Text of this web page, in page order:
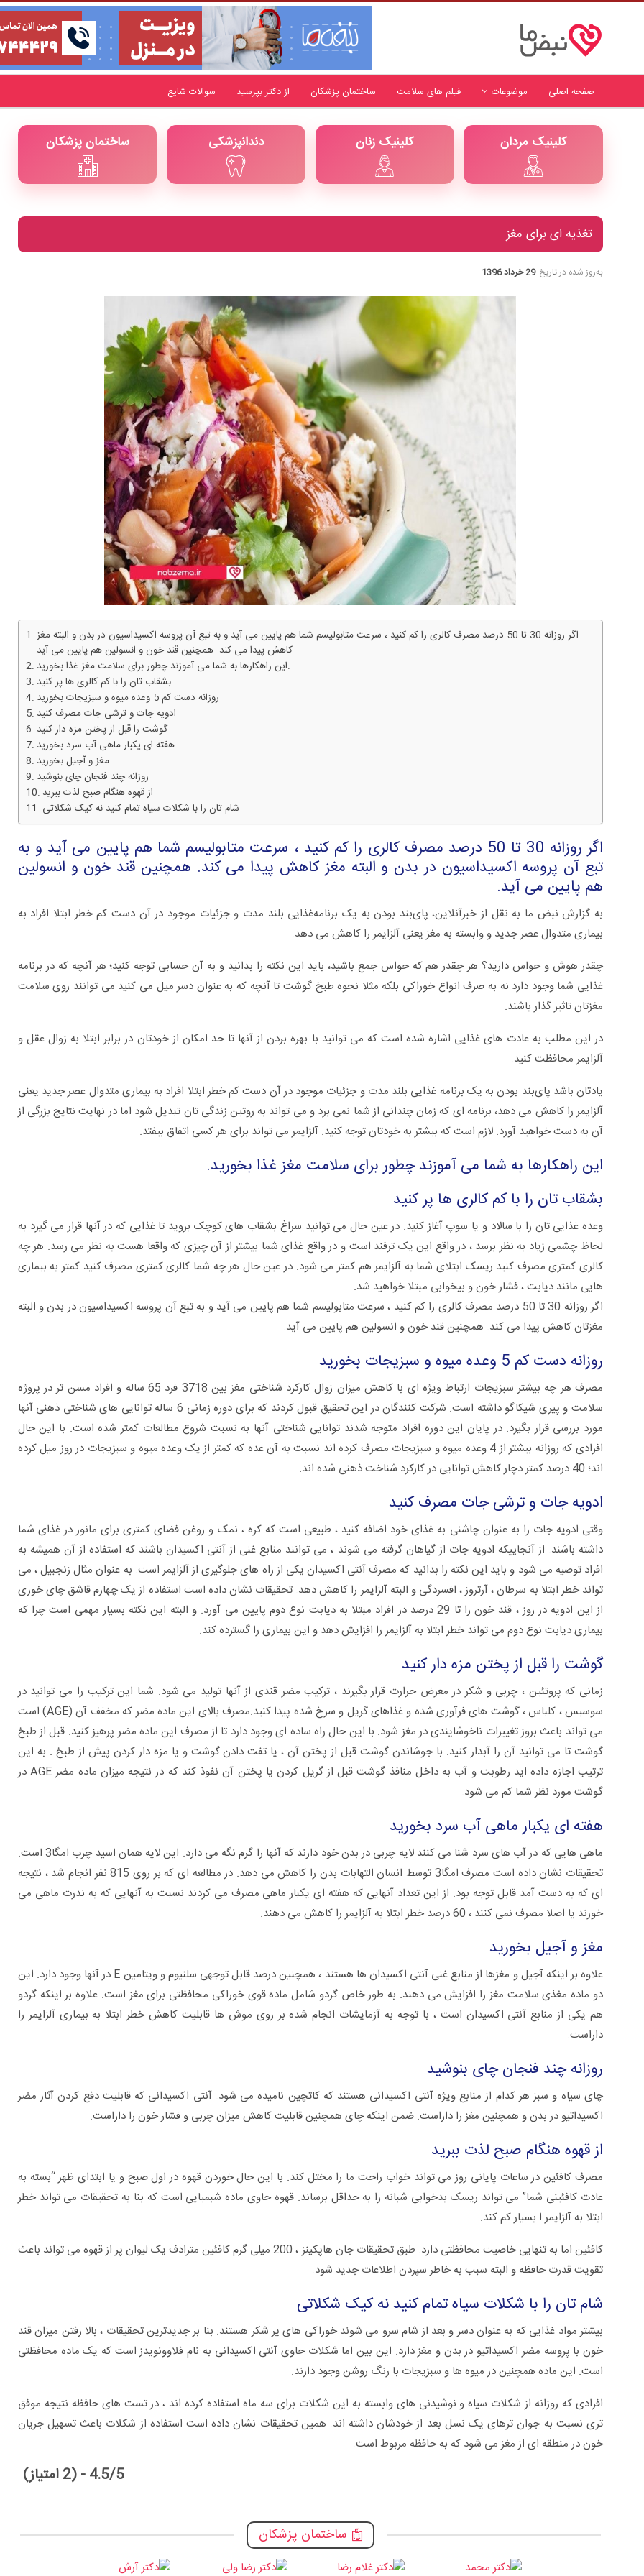
صفحه اصلی موضوعات فیلم های سلامت ساختمان پزشکان از دکتر بپرسید سوالات شایع
ساختمان پزشکان دندانپزشکی کلینیک زنان کلینیک مردان
تغذیه ای برای مغز
به‌روز شده در تاریخ 29 خرداد 1396
اگر روزانه 30 تا 50 درصد مصرف کالری را کم کنید ، سرعت متابولیسم شما هم پایین می آید و به تبع آن پروسه اکسیداسیون در بدن و البته مغز
کاهش پیدا می کند. همچنین قند خون و انسولین هم پایین می آید.
این راهکارها به شما می آموزند چطور برای سلامت مغز غذا بخورید.
بشقاب تان را با کم کالری ها پر کنید
روزانه دست کم 5 وعده میوه و سبزیجات بخورید
ادویه جات و ترشی جات مصرف کنید
گوشت را قبل از پختن مزه دار کنید
هفته ای یکبار ماهی آب سرد بخورید
مغز و آجیل بخورید
روزانه چند فنجان چای بنوشید
از قهوه هنگام صبح لذت ببرید
شام تان را با شکلات سیاه تمام کنید نه کیک شکلاتی
اگر روزانه 30 تا 50 درصد مصرف کالری را کم کنید ، سرعت متابولیسم شما هم پایین می آید و به
تبع آن پروسه اکسیداسیون در بدن و البته مغز کاهش پیدا می کند. همچنین قند خون و انسولین
هم پایین می آید.
به گزارش نبض ما به نقل از خبرآنلاین، پای‌بند بودن به یک برنامه‌غذایی بلند مدت و جزئیات موجود در آن دست کم خطر ابتلا افراد به
بیماری متدوال عصر جدید و وابسته به مغز یعنی آلزایمر را کاهش می دهد.
چقدر هوش و حواس دارید؟ هر چقدر هم که حواس‌ جمع باشید، باید این نکته را بدانید و به آن حسابی توجه کنید؛ هر آنچه که در برنامه
غذایی شما وجود دارد نه به صرف انواع خوراکی بلکه مثلا نحوه طبخ گوشت تا آنچه که به عنوان دسر میل می کنید می توانند روی سلامت
مغزتان تاثیر گذار باشند.
در این مطلب به عادت های غذایی اشاره شده است که می توانید با بهره بردن از آنها تا حد امکان از خودتان در برابر ابتلا به زوال عقل و
آلزایمر محافظت کنید.
یادتان باشد پای‌بند بودن به یک برنامه غذایی بلند مدت و جزئیات موجود در آن دست کم خطر ابتلا افراد به بیماری متدوال عصر جدید یعنی
آلزایمر را کاهش می دهد، برنامه ای که زمان چندانی از شما نمی‌ برد و می تواند به روتین زندگی تان تبدیل شود اما در نهایت نتایج بزرگی از
آن به دست خواهید آورد. لازم است که بیشتر به خودتان توجه کنید. آلزایمر می تواند برای هر کسی اتفاق بیفتد.
این راهکارها به شما می آموزند چطور برای سلامت مغز غذا بخورید.
بشقاب تان را با کم کالری ها پر کنید
وعده غذایی تان را با سالاد و یا سوپ آغاز کنید. در عین حال می توانید سراغ بشقاب های کوچک بروید تا غذایی که در آنها قرار می گیرد به
لحاظ چشمی زیاد به نظر برسد ، در واقع این یک ترفند است و در واقع غذای شما بیشتر از آن چیزی که واقعا هست به نظر می رسد. هر چه
کالری کمتری مصرف کنید ریسک ابتلای شما به آلزایمر هم کمتر می شود. در عین حال هر چه شما کالری کمتری مصرف کنید کمتر به بیماری
هایی مانند دیابت ، فشار خون و بیخوابی مبتلا خواهید شد.
اگر روزانه 30 تا 50 درصد مصرف کالری را کم کنید ، سرعت متابولیسم شما هم پایین می آید و به تبع آن پروسه اکسیداسیون در بدن و البته
مغزتان کاهش پیدا می کند. همچنین قند خون و انسولین هم پایین می آید.
روزانه دست کم 5 وعده میوه و سبزیجات بخورید
مصرف هر چه بیشتر سبزیجات ارتباط ویژه ای با کاهش میزان زوال کارکرد شناختی مغز بین 3718 فرد 65 ساله و افراد مسن تر در پروژه
سلامت و پیری شیکاگو داشته است. شرکت کنندگان در این تحقیق قبول کردند که برای دوره زمانی 6 ساله توانایی های شناختی ذهنی آنها
مورد بررسی قرار بگیرد. در پایان این دوره افراد متوجه شدند توانایی شناختی آنها به نسبت شروع مطالعات کمتر شده است. با این حال
افرادی که روزانه بیشتر از 4 وعده میوه و سبزیجات مصرف کرده اند نسبت به آن عده که کمتر از یک وعده میوه و سبزیجات در روز میل کرده
اند؛ 40 درصد کمتر دچار کاهش توانایی در کارکرد شناخت ذهنی شده اند.
ادویه جات و ترشی جات مصرف کنید
وقتی ادویه جات را به عنوان چاشنی به غذای خود اضافه کنید ، طبیعی است که کره ، نمک و روغن فضای کمتری برای مانور در غذای شما
داشته باشند. از آنجاییکه ادویه جات از گیاهان گرفته می شوند ، می توانند منابع غنی از آنتی اکسیدان باشند که استفاده از آن همیشه به
افراد توصیه می شود و باید این نکته را بدانید که مصرف آنتی اکسیدان یکی از راه های جلوگیری از آلزایمر است. به عنوان مثال زنجبیل ، می
تواند خطر ابتلا به سرطان ، آرتروز ، افسردگی و البته آلزایمر را کاهش دهد. تحقیقات نشان داده است استفاده از یک چهارم قاشق چای خوری
از این ادویه در روز ، قند خون را تا 29 درصد در افراد مبتلا به دیابت نوع دوم پایین می آورد. و البته این نکته بسیار مهمی است چرا که
بیماری دیابت نوع دوم می تواند خطر ابتلا به آلزایمر را افزایش دهد و این بیماری را گسترده کند.
گوشت را قبل از پختن مزه دار کنید
زمانی که پروتئین ، چربی و شکر در معرض حرارت قرار بگیرند ، ترکیب مضر قندی از آنها تولید می شود. شما این ترکیب را می توانید در
سوسیس ، کلباس ، گوشت های فرآوری شده و غذاهای گریل و سرخ شده پیدا کنید.مصرف بالای این ماده مضر که مخفف آن (AGE) است
می تواند باعث بروز تغییرات ناخوشایندی در مغز شود. با این حال راه ساده ای وجود دارد تا از مصرف این ماده مضر پرهیز کنید. قبل از طبخ
گوشت تا می توانید آن را آبدار کنید. با جوشاندن گوشت قبل از پختن آن ، یا تفت دادن گوشت و یا مزه دار کردن پیش از طبخ . به این
ترتیب اجازه داده اید رطوبت و آب به داخل منافذ گوشت قبل از گریل کردن یا پختن آن نفوذ کند که در نتیجه میزان ماده مضر AGE در
گوشت مورد نظر شما کم می شود.
هفته ای یکبار ماهی آب سرد بخورید
ماهی هایی که در آب های سرد شنا می کنند لایه چربی در بدن خود دارند که آنها را گرم نگه می دارد. این لایه همان اسید چرب امگا3 است.
تحقیقات نشان داده است مصرف امگا3 توسط انسان التهابات بدن را کاهش می دهد. در مطالعه ای که بر روی 815 نفر انجام شد ، نتیجه
ای که به دست آمد قابل توجه بود. از این تعداد آنهایی که هفته ای یکبار ماهی مصرف می کردند نسبت به آنهایی که به ندرت ماهی می
خورند یا اصلا مصرف نمی کنند ، 60 درصد خطر ابتلا به آلزایمر را کاهش می دهند.
مغز و آجیل بخورید
علاوه بر اینکه آجیل و مغزها از منابع غنی آنتی اکسیدان ها هستند ، همچنین درصد قابل توجهی سلنیوم و ویتامین E در آنها وجود دارد. این
دو ماده مغذی سلامت مغز را افزایش می دهند. به طور خاص گردو شامل ماده قوی خوراکی محافظتی برای مغز است. علاوه بر اینکه گردو
هم یکی از منابع آنتی اکسیدان است ، با توجه به آزمایشات انجام شده بر روی موش ها قابلیت کاهش خطر ابتلا به بیماری آلزایمر را
داراست.
روزانه چند فنجان چای بنوشید
چای سیاه و سبز هر کدام از منابع ویژه آنتی اکسیدانی هستند که کاتچین نامیده می شود. آنتی اکسیدانی که قابلیت دفع کردن آثار مضر
اکسیداتیو در بدن و همچنین مغز را داراست. ضمن اینکه چای همچنین قابلیت کاهش میزان چربی و فشار خون را داراست.
از قهوه هنگام صبح لذت ببرید
مصرف کافئین در ساعات پایانی روز می تواند خواب راحت ما را مختل کند. با این حال خوردن قهوه در اول صبح و یا ابتدای ظهر “بسته به
عادت کافئینی شما” می تواند ریسک بدخوابی شبانه را به حداقل برساند. قهوه حاوی ماده شبمیایی است که بنا به تحقیقات می تواند خطر
ابتلا به آلزایمر ا بسیار کم کند.
کافئین اما به تنهایی خاصیت محافظتی دارد. طبق تحقیقات جان هاپکینز ، 200 میلی گرم کافئین مترادف یک لیوان پر از قهوه می تواند باعث
تقویت قدرت حافظه و البته سبب به خاطر سپردن اطلاعات جدید شود.
شام تان را با شکلات سیاه تمام کنید نه کیک شکلاتی
بیشتر مواد غذایی که به عنوان دسر و بعد از شام سرو می شوند خوراکی های پر شکر هستند. بنا بر جدیدترین تحقیقات ، بالا رفتن میزان قند
خون با پروسه مضر اکسیداتیو در بدن و مغز دارد. این بین اما شکلات حاوی آنتی اکسیدانی به نام فلاوونویدز است که یک ماده محافظتی
است. این ماده همچنین در میوه ها و سبزیجات با رنگ روشن وجود دارند.
افرادی که روزانه از شکلات سیاه و نوشیدنی های وابسته به این شکلات برای سه ماه استفاده کرده اند ، در تست های حافظه نتیجه موفق
تری نسبت به جوان ترهای یک نسل بعد از خودشان داشته اند. همین تحقیقات نشان داده است استفاده از شکلات باعث تسهیل جریان
خون در منطقه ای از مغز می شود که به حافظه مربوط است.
4.5/5 - (2 امتیاز)
ساختمان پزشکان
+ویدئو زگیل تناسلی از تشخیص تا درمان +ویدئو
برای چه بیماری هایی به متخصص اورولوژی
مراجعه کنیم؟